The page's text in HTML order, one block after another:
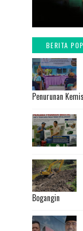
BERITA
Penurunan
Bogangin